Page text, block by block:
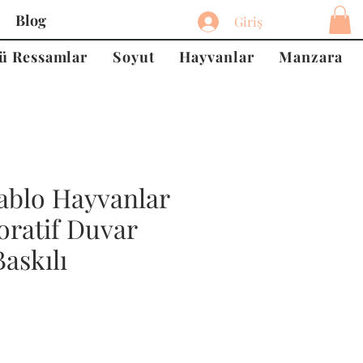
Giriş
Blog
Ressamlar Soyut Hayvanlar Manzara
Hayvanlar
Duvar